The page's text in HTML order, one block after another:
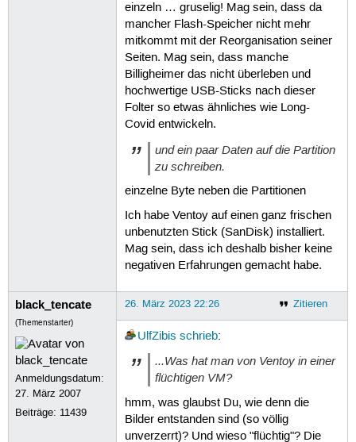
einzeln … gruselig! Mag sein, dass da
mancher Flash-Speicher nicht mehr
mitkommt mit der Reorganisation seiner
Seiten. Mag sein, dass manche
Billigheimer das nicht überleben und
hochwertige USB-Sticks nach dieser
Folter so etwas ähnliches wie Long-
Covid entwickeln.
und ein paar Daten auf die Partition
zu schreiben.
einzelne Byte neben die Partitionen
Ich habe Ventoy auf einen ganz frischen
unbenutzten Stick (SanDisk) installiert.
Mag sein, dass ich deshalb bisher keine
negativen Erfahrungen gemacht habe.
black_tencate
(Themenstarter)
Anmeldungsdatum:
27. März 2007
Beiträge: 11439
Zitieren
26. März 2023 22:26
UlfZibis schrieb:
...Was hat man von Ventoy in einer
flüchtigen VM?
hmm, was glaubst Du, wie denn die
Bilder entstanden sind (so völlig
unverzerrt)? Und wieso "flüchtig"? Die